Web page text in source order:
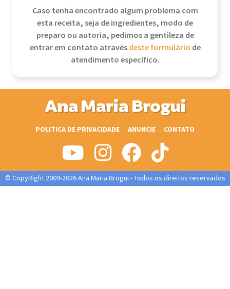
Caso tenha encontrado algum problema com
esta receita, seja de ingredientes, modo de
preparo ou autoria, pedimos a gentileza de
entrar em contato atravésdeste formulário de
atendimento específico.
Ana Maria Brogui
POLITICA DE PRIVACIDADE ANUNCIE CONTATO
© CopyRight 2009-2026 Ana Maria Brogui - Todos os direitos reservados